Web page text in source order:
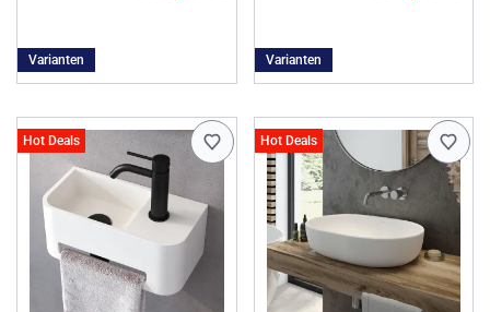
Varianten Varianten
Hot Deals Hot Deals